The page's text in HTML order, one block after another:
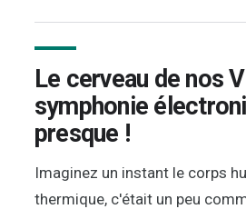
Le cerveau de nos
symphonie
presque !
Imaginez un instant le corps
thermique, c'était un peu